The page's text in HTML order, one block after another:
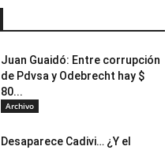
Juan Guaidó: Entre corrupción
de Pdvsa y Odebrecht hay $
80...
Archivo
Desaparece Cadivi… ¿Y el